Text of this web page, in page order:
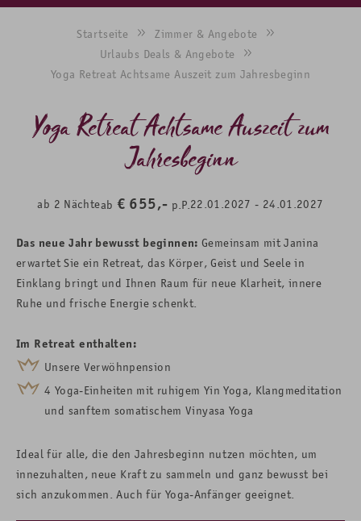
Startseite
Zimmer & Angebote
Urlaubs Deals & Angebote
Yoga Retreat Achtsame Auszeit zum Jahresbeginn
Yoga Retreat Achtsame Auszeit zum
Jahresbeginn
ab 2 Nächteab € 655,- p.P.22.01.2027 - 24.01.2027
Das neue Jahr bewusst beginnen: Gemeinsam mit Janina
erwartet Sie ein Retreat, das Körper, Geist und Seele in
Einklang bringt und Ihnen Raum für neue Klarheit, innere
Ruhe und frische Energie schenkt.
Im Retreat enthalten:
Unsere Verwöhnpension
4 Yoga-Einheiten mit ruhigem Yin Yoga, Klangmeditation
und sanftem somatischem Vinyasa Yoga
Ideal für alle, die den Jahresbeginn nutzen möchten, um
innezuhalten, neue Kraft zu sammeln und ganz bewusst bei
sich anzukommen. Auch für Yoga-Anfänger geeignet.